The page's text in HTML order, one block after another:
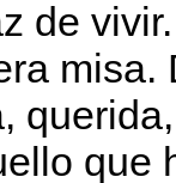
de
que